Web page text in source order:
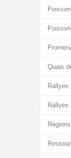
Quais
Rallyes
Rallyes
Régions